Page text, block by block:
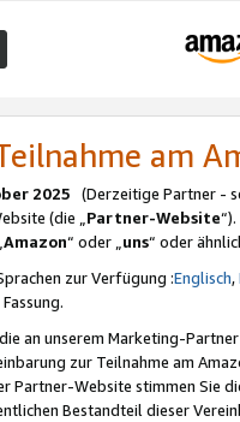
am
2025 (Derzeitige Partner -
(die „Partner-Website
Amazon“ oder „uns“ oder
zur Verfügung :Englisch,
an unserem Marketing-
zur Teilnahme am
Partner-Website stimmen Sie
Bestandteil dieser